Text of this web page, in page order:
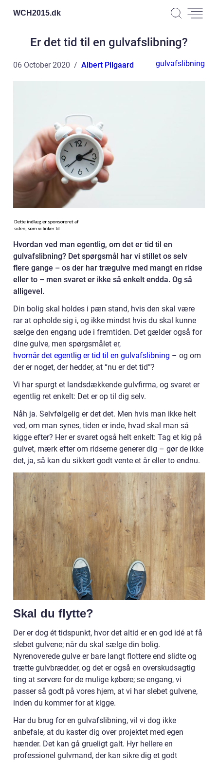
WCH2015.dk
Er det tid til en gulvafslibning?
06 October 2020 Albert Pilgaard gulvafslibning
Hvordan ved man egentlig, om det er tid til en
gulvafslibning? Det spørgsmål har vi stillet os selv
flere gange – os der har trægulve med mangt en ridse
eller to – men svaret er ikke så enkelt endda. Og så
alligevel.
Din bolig skal holdes i pæn stand, hvis den skal være
rar at opholde sig i, og ikke mindst hvis du skal kunne
sælge den engang ude i fremtiden. Det gælder også for
dine gulve, men spørgsmålet er,
hvornår det egentlig er tid til en gulvafslibning – og om
der er noget, der hedder, at “nu er det tid”?
Vi har spurgt et landsdækkende gulvfirma, og svaret er
egentlig ret enkelt: Det er op til dig selv.
Nåh ja. Selvfølgelig er det det. Men hvis man ikke helt
ved, om man synes, tiden er inde, hvad skal man så
kigge efter? Her er svaret også helt enkelt: Tag et kig på
gulvet, mærk efter om ridserne generer dig – gør de ikke
det, ja, så kan du sikkert godt vente et år eller to endnu.
Skal du flytte?
Der er dog ét tidspunkt, hvor det altid er en god idé at få
slebet gulvene; når du skal sælge din bolig.
Nyrenoverede gulve er bare langt flottere end slidte og
trætte gulvbrædder, og det er også en overskudsagtig
ting at servere for de mulige købere; se engang, vi
passer så godt på vores hjem, at vi har slebet gulvene,
inden du kommer for at kigge.
Har du brug for en gulvafslibning, vil vi dog ikke
anbefale, at du kaster dig over projektet med egen
hænder. Det kan gå grueligt galt. Hyr hellere en
professionel gulvmand, der kan sikre dig et godt